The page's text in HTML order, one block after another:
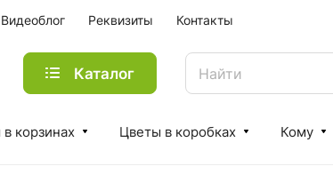
Видеоблог Реквизиты Контакты
Каталог
корзинах Цветы в коробках Кому